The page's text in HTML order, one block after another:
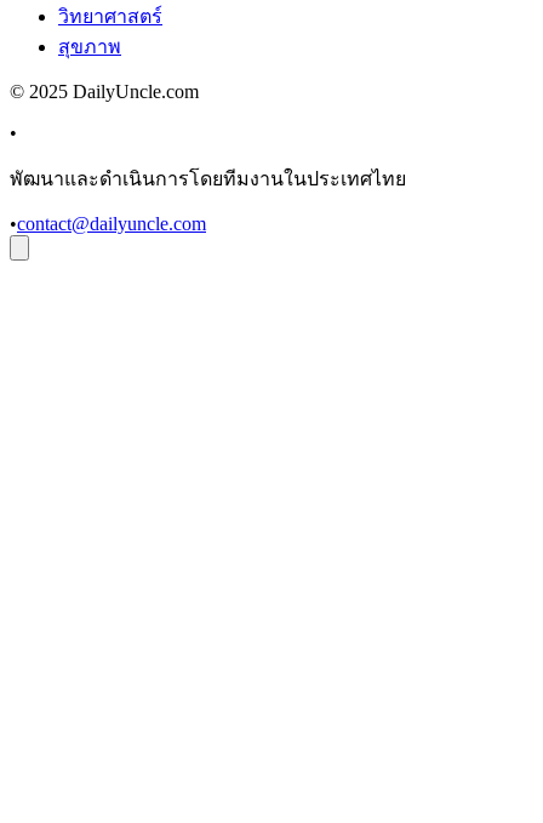
วิทยาศาสตร์
สุขภาพ
© 2025 DailyUncle.com
•
พัฒนาและดำเนินการโดยทีมงานในประเทศไทย
•contact@dailyuncle.com